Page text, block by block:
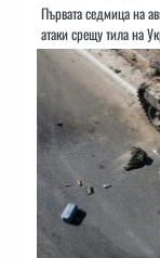
Първата седмица на
атаки срещу тила на